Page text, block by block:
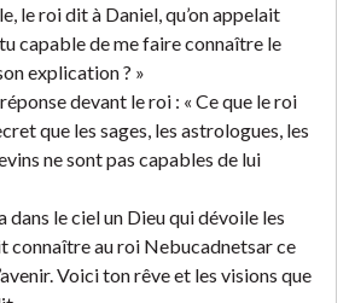
le roi dit à Daniel, qu’on appelait
capable de me faire connaître le
explication ? »
devant le roi : « Ce que le roi
que les sages, les astrologues, les
ne sont pas capables de lui
dans le ciel un Dieu qui dévoile les
connaître au roi Nebucadnetsar ce
Voici ton rêve et les visions que